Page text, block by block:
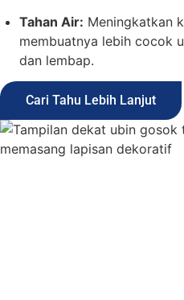
Tahan Air: Meningkatkan
membuatnya lebih cocok
dan lembap.
Cari Tahu Lebih Lanjut